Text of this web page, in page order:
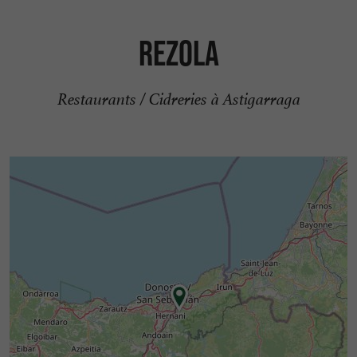
Rezola
Restaurants / Cidreries à Astigarraga